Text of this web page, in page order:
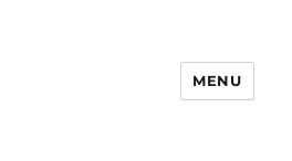
MENU